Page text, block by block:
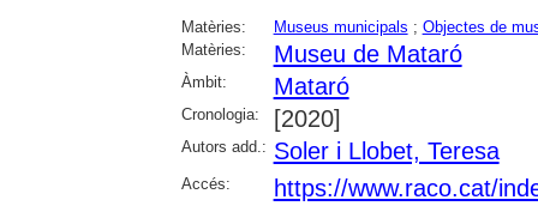
Matèries: Museus municipals ; Objectes de
Matèries:
Museu de Mataró
Àmbit: Mataró
Cronologia: [2020]
Autors add.: Soler i Llobet, Teresa
Accés: https://www.raco.cat/